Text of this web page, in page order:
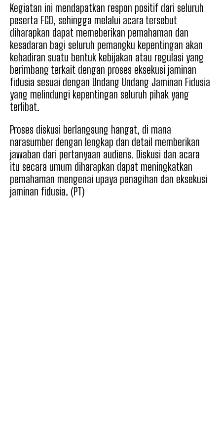
Kegiatan ini mendapatkan respon positif dari seluruh
peserta FGD, sehingga melalui acara tersebut
diharapkan dapat memeberikan pemahaman dan
kesadaran bagi seluruh pemangku kepentingan akan
kehadiran suatu bentuk kebijakan atau regulasi yang
berimbang terkait dengan proses eksekusi jaminan
fidusia sesuai dengan Undang Undang Jaminan Fidusia
yang melindungi kepentingan seluruh pihak yang
terlibat.
Proses diskusi berlangsung hangat, di mana
narasumber dengan lengkap dan detail memberikan
jawaban dari pertanyaan audiens. Diskusi dan acara
itu secara umum diharapkan dapat meningkatkan
pemahaman mengenai upaya penagihan dan eksekusi
jaminan fidusia. (PT)